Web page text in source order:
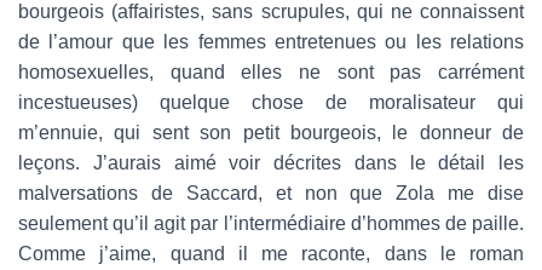
bourgeois (affairistes, sans scrupules, qui ne connaissent
de l’amour que les femmes entretenues ou les relations
homosexuelles, quand elles ne sont pas carrément
incestueuses) quelque chose de moralisateur qui
m’ennuie, qui sent son petit bourgeois, le donneur de
leçons. J’aurais aimé voir décrites dans le détail les
malversations de Saccard, et non que Zola me dise
seulement qu’il agit par l’intermédiaire d’hommes de paille.
Comme j’aime, quand il me raconte, dans le roman